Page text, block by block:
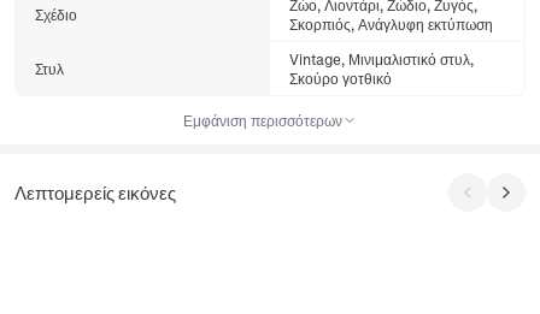
Σχέδιο
Ζώο, Λιοντάρι, Ζώδιο, Ζυγός,
Σκορπιός, Ανάγλυφη εκτύπωση
Στυλ
Vintage, Μινιμαλιστικό στυλ,
Σκούρο γοτθικό
Εμφάνιση περισσότερων
Λεπτομερείς εικόνες